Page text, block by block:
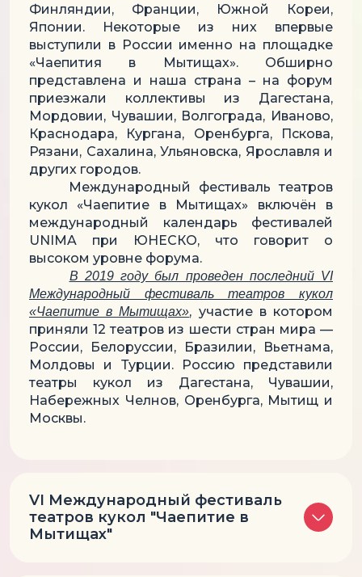
Финляндии, Франции, Южной Кореи,
Японии. Некоторые из них впервые
выступили в России именно на площадке
«Чаепития в Мытищах». Обширно
представлена и наша страна – на форум
приезжали коллективы из Дагестана,
Мордовии, Чувашии, Волгограда, Иваново,
Краснодара, Кургана, Оренбурга, Пскова,
Рязани, Сахалина, Ульяновска, Ярославля и
других городов.
Международный фестиваль театров
кукол «Чаепитие в Мытищах» включён в
международный календарь фестивалей
UNIMA при ЮНЕСКО, что говорит о
высоком уровне форума.
В 2019 году был проведен последний VI
Международный фестиваль театров кукол
«Чаепитие в Мытищах», участие в котором
приняли 12 театров из шести стран мира —
России, Белоруссии, Бразилии, Вьетнама,
Молдовы и Турции. Россию представили
театры кукол из Дагестана, Чувашии,
Набережных Челнов, Оренбурга, Мытищ и
Москвы.
VI Международный фестиваль
театров кукол "Чаепитие в
Мытищах"